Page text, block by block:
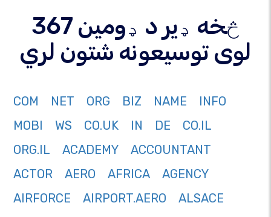
367 څخه ډیر د ډومین
لوی توسیعونه شتون لري
COM NET ORG BIZ NAME
INFO
MOBI
WS CO.UK IN DE
CO.IL
ORG.IL
ACADEMY
ACCOUNTANT
ACTOR
AERO AFRICA
AGENCY
AIRFORCE
AIRPORT.AERO
ALSACE